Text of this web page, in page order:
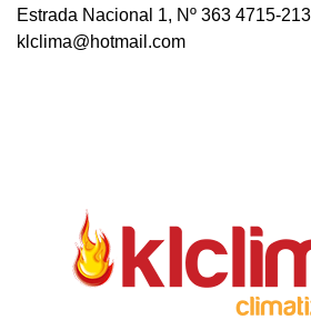
Estrada Nacional 1, Nº 363 4715-
klclima@hotmail.com